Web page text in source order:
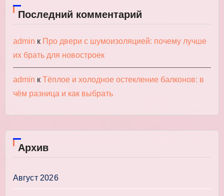
Последний комментарий
admin к Про двери с шумоизоляцией: почему лучше
их брать для новостроек
admin к Тёплое и холодное остекление балконов: в
чём разница и как выбрать
Архив
Август 2026